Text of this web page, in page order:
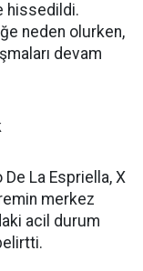
hissedildi.
neden olurken,
devam
La Espriella, X
merkez
acil durum